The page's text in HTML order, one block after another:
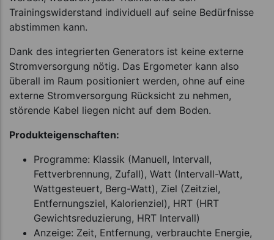
Trainingswiderstand individuell auf seine Bedürfnisse
abstimmen kann.
Dank des integrierten Generators ist keine externe
Stromversorgung nötig. Das Ergometer kann also
überall im Raum positioniert werden, ohne auf eine
externe Stromversorgung Rücksicht zu nehmen,
störende Kabel liegen nicht auf dem Boden.
Produkteigenschaften:
Programme: Klassik (Manuell, Intervall,
Fettverbrennung, Zufall), Watt (Intervall-Watt,
Wattgesteuert, Berg-Watt), Ziel (Zeitziel,
Entfernungsziel, Kalorienziel), HRT (HRT
Gewichtsreduzierung, HRT Intervall)
Anzeige: Zeit, Entfernung, verbrauchte Energie,